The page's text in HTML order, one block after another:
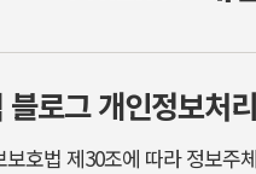
로그 개인정보처
호법 제30조에 따라 정보주